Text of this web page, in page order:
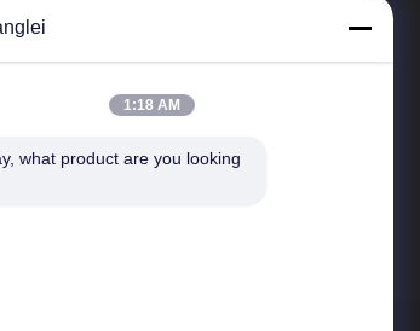
クイックリンク
1:18 AM
what product are you looking